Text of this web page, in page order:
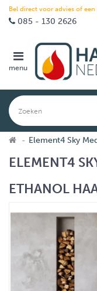
Bel direct voor advies of
085 - 130 2626
menu
Element4 Sky
ELEMENT4
ETHANOL